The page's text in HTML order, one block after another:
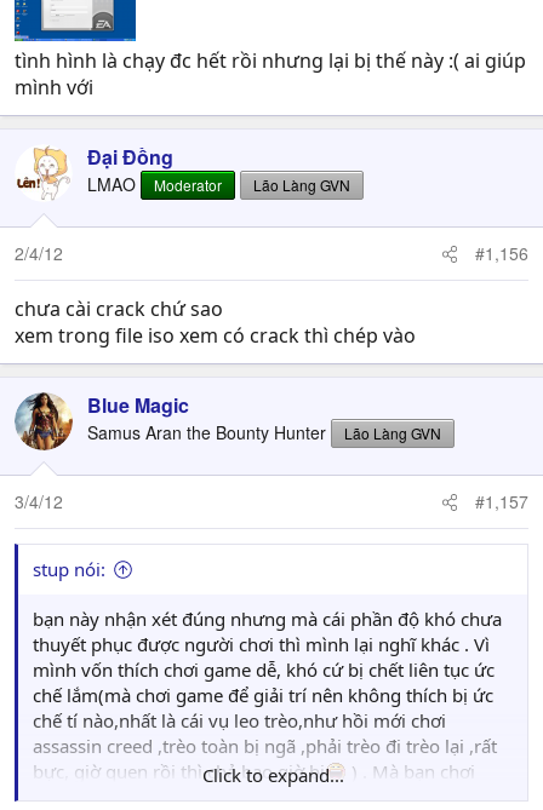
tình hình là chạy đc hết rồi nhưng lại bị thế này :( ai giúp
mình với
Đại Đồng
LMAO Moderator Lão Làng GVN
2/4/12 #1,156
chưa cài crack chứ sao
xem trong file iso xem có crack thì chép vào
Blue Magic
Samus Aran the Bounty Hunter Lão Làng GVN
3/4/12 #1,157
stup nói:
bạn này nhận xét đúng nhưng mà cái phần độ khó chưa
thuyết phục được người chơi thì mình lại nghĩ khác . Vì
mình vốn thích chơi game dễ, khó cứ bị chết liên tục ức
chế lắm(mà chơi game để giải trí nên không thích bị ức
chế tí nào,nhất là cái vụ leo trèo,như hồi mới chơi
assassin creed ,trèo toàn bị ngã ,phải trèo đi trèo lại ,rất
bực, giờ quen rồi thì chả bao giờ bị
) . Mà bạn chơi
trên ps3 thì mình không biết chứ chơi trên PC bằng
Click to expand...